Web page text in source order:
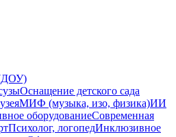
(ДОУ)
Оснащение детского сада
МИФ (музыка, изо, физика)ИИ
оборудованиеСовременная
Психолог, логопедИнклюзивное